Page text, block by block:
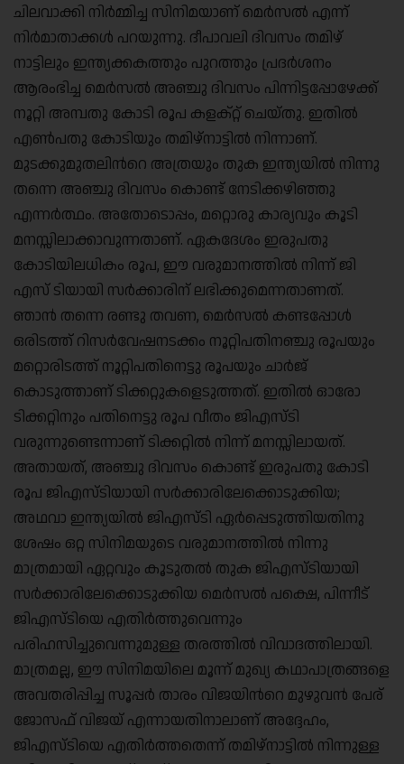
ചിലവാക്കി നിര്‍മ്മിച്ച സിനിമയാണ് മെര്‍സല്‍ എന്ന്
നിര്‍മാതാക്കള്‍ പറയുന്നു. ദീപാവലി ദിവസം തമിഴ്
നാട്ടിലും ഇന്ത്യക്കകത്തും പുറത്തും പ്രദര്‍ശനം
ആരംഭിച്ച മെര്‍സല്‍ അഞ്ചു ദിവസം പിന്നിട്ടപ്പോഴേക്ക്
നൂറ്റി അമ്പതു കോടി രൂപ കളക്റ്റ് ചെയ്തു. ഇതില്‍
എണ്‍പതു കോടിയും തമിഴ്നാട്ടില്‍ നിന്നാണ്.
മുടക്കുമുതലിന്‍റെ അത്രയും തുക ഇന്ത്യയില്‍ നിന്നു
തന്നെ അഞ്ചു ദിവസം കൊണ്ട് നേടിക്കഴിഞ്ഞു
എന്നര്‍ത്ഥം. അതോടൊപ്പം, മറ്റൊരു കാര്യവും കൂടി
മനസ്സിലാക്കാവുന്നതാണ്. ഏകദേശം ഇരുപതു
കോടിയിലധികം രൂപ, ഈ വരുമാനത്തില്‍ നിന്ന് ജി
എസ് ടിയായി സര്‍ക്കാരിന് ലഭിക്കുമെന്നതാണത്.
ഞാന്‍ തന്നെ രണ്ടു തവണ, മെര്‍സല്‍ കണ്ടപ്പോള്‍
ഒരിടത്ത് റിസര്‍വേഷനടക്കം നൂറ്റിപതിനഞ്ചു രൂപയും
മറ്റൊരിടത്ത് നൂറ്റിപതിനെട്ടു രൂപയും ചാര്‍ജ്
കൊടുത്താണ് ടിക്കറ്റുകളെടുത്തത്. ഇതില്‍ ഓരോ
ടിക്കറ്റിനും പതിനെട്ടു രൂപ വീതം ജിഎസ്ടി
വരുന്നുണ്ടെന്നാണ് ടിക്കറ്റില്‍ നിന്ന് മനസ്സിലായത്.
അതായത്, അഞ്ചു ദിവസം കൊണ്ട് ഇരുപതു കോടി
രൂപ ജിഎസ്ടിയായി സര്‍ക്കാരിലേക്കൊടുക്കിയ;
അഥവാ ഇന്ത്യയില്‍ ജിഎസ്ടി ഏര്‍പ്പെടുത്തിയതിനു
ശേഷം ഒറ്റ സിനിമയുടെ വരുമാനത്തില്‍ നിന്നു
മാത്രമായി ഏറ്റവും കൂടുതല്‍ തുക ജിഎസ്ടിയായി
സര്‍ക്കാരിലേക്കൊടുക്കിയ മെര്‍സല്‍ പക്ഷെ, പിന്നീട്
ജിഎസ്ടിയെ എതിര്‍ത്തുവെന്നും
പരിഹസിച്ചുവെന്നുമുള്ള തരത്തിൽ വിവാദത്തിലായി.
മാത്രമല്ല, ഈ സിനിമയിലെ മൂന്ന് മുഖ്യ കഥാപാത്രങ്ങളെ
അവതരിപ്പിച്ച സൂപ്പര്‍ താരം വിജയിന്‍റെ മുഴുവന്‍ പേര്
ജോസഫ് വിജയ് എന്നായതിനാലാണ് അദ്ദേഹം,
ജിഎസ്ടിയെ എതിര്‍ത്തതെന്ന് തമിഴ്നാട്ടില്‍ നിന്നുള്ള